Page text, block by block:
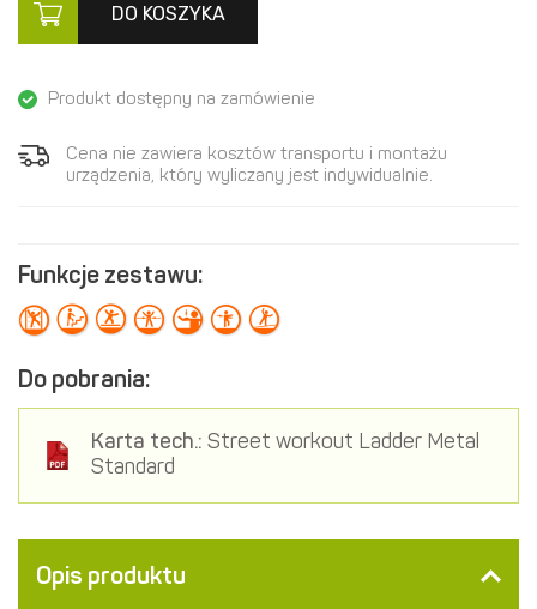
DO KOSZYKA
Produkt dostępny na zamówienie
Cena nie zawiera kosztów transportu i montażu
urządzenia, który wyliczany jest indywidualnie.
Funkcje zestawu:
Do pobrania:
Karta tech.: Street workout Ladder Metal
Standard
Opis produktu